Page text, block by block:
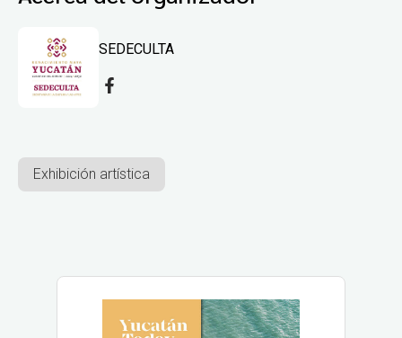
SEDECULTA
Exhibición artística